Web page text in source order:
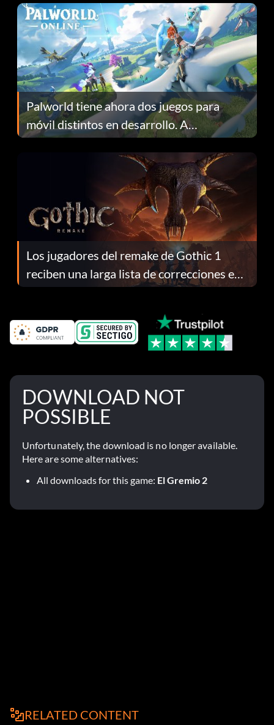
Palworld tiene ahora dos juegos para
móvil distintos en desarrollo. A
continuación te explicamos por qué.
Los jugadores del remake de Gothic 1
reciben una larga lista de correcciones en
el parche 1.0.4
DOWNLOAD NOT
POSSIBLE
Unfortunately, the download is no longer available.
Here are some alternatives:
All downloads for this game: El Gremio 2
RELATED CONTENT